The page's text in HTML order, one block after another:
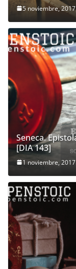
5 noviembre, 2017
Seneca.
[DIA 143]
1 noviembre, 2017